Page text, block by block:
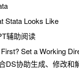
Stata Looks Like
辅助阅读
Set a Working
DS协助生成、修改和